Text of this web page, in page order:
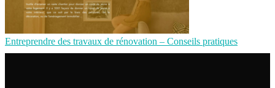
Entreprendre des travaux de rénovation – Conseils pratiques